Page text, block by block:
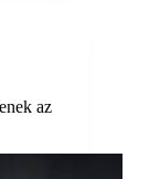
az